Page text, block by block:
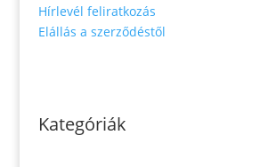
Hírlevél feliratkozás
Elállás a szerződéstől
Kategóriák